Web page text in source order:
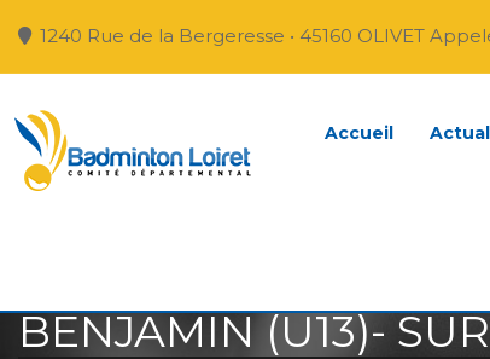
1240 Rue de la Bergeresse • 45160 OLIVET
Accueil
BENJAMIN (U13)-